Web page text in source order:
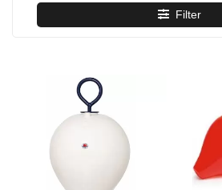
Filter